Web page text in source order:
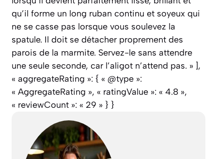
qu’il forme un long ruban continu et soyeux qui
ne se casse pas lorsque vous soulevez la
spatule. Il doit se détacher proprement des
parois de la marmite. Servez-le sans attendre
une seule seconde, car l’aligot n’attend pas. » ],
« aggregateRating »: { « @type »:
« AggregateRating », « ratingValue »: « 4.8 »,
« reviewCount »: « 29 » } }